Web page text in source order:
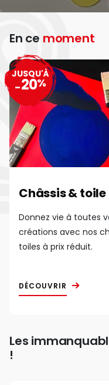
En ce moment
Châssis & toile
Donnez vie à toutes
créations avec nos
toiles à prix réduit.
DÉCOUVRIR
JUSQU'À
-20%
Les
!